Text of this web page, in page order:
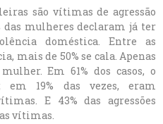
são vítimas de agressão
das mulheres declaram já ter
doméstica. Entre as
mais de 50% se cala. Apenas
Em 61% dos casos, o
em 19% das vezes, eram
E 43% das agressões
vítimas.